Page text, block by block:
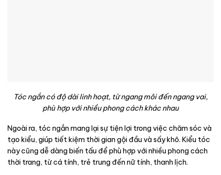
Tóc ngắn có độ dài linh hoạt, từ ngang môi đến ngang vai,
phù hợp với nhiều phong cách khác nhau
Ngoài ra, tóc ngắn mang lại sự tiện lợi trong việc chăm sóc và
tạo kiểu, giúp tiết kiệm thời gian gội đầu và sấy khô. Kiểu tóc
này cũng dễ dàng biến tấu để phù hợp với nhiều phong cách
thời trang, từ cá tính, trẻ trung đến nữ tính, thanh lịch.